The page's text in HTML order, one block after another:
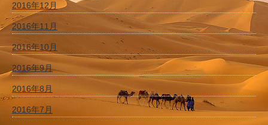
2016年12月
2016年11月
2016年10月
2016年9月
2016年8月
2016年7月